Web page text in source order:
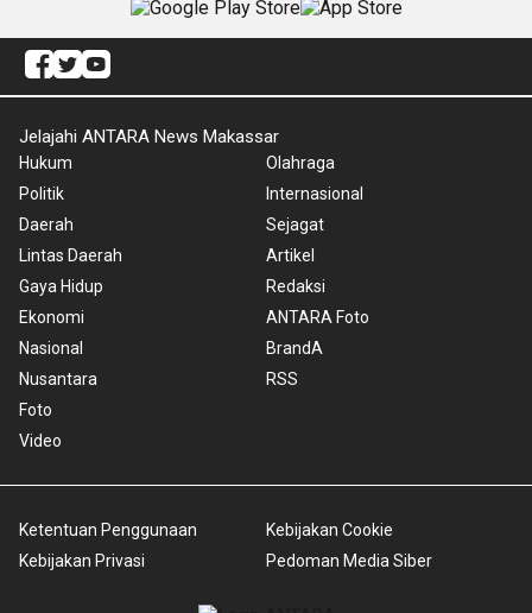
Jelajahi ANTARA News Makassar
Hukum
Politik
Daerah
Lintas Daerah
Gaya Hidup
Ekonomi
Nasional
Nusantara
Foto
Video
Olahraga
Internasional
Sejagat
Artikel
Redaksi
ANTARA Foto
BrandA
RSS
Ketentuan Penggunaan
Kebijakan Privasi
Kebijakan Cookie
Pedoman Media Siber